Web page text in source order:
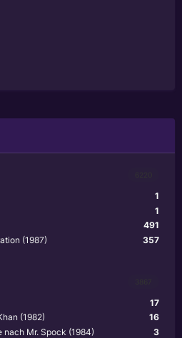
1
1
491
357
(1987)
17
16
(1982)
3
nach Mr. Spock (1984)